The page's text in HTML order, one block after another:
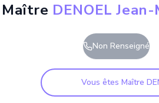
Maître DENOEL
Non Renseigné
Vous êtes Maître